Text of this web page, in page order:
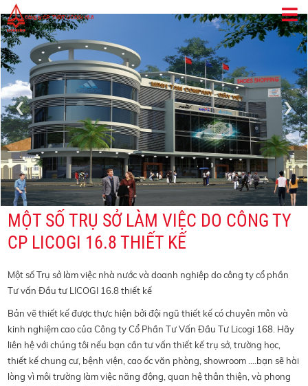
‹ ›
MỘT SỐ TRỤ SỞ LÀM VIỆC DO CÔNG TY
CP LICOGI 16.8 THIẾT KẾ
Một số Trụ sở làm việc nhà nước và doanh nghiệp do công ty cổ phần
Tư vấn Đầu tư LICOGI 16.8 thiết kế
Bản vẽ thiết kế được thực hiện bởi đội ngũ thiết kế có chuyên môn và
kinh nghiệm cao của Công ty Cổ Phần Tư Vấn Đầu Tư Licogi 168. Hãy
liên hệ với chúng tôi nếu bạn cần tư vấn thiết kế trụ sở, trường học,
thiết kế chung cư, bệnh viện, cao ốc văn phòng, showroom ....bạn sẽ hài
lòng vì môi trường làm việc năng động, quan hệ thân thiện, và phong